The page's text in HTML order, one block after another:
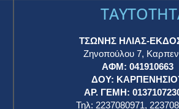
ΤΣΩΝΗΣ ΗΛΙΑΣ-
Ζηνοπούλου 7,
ΑΦΜ: 041910663
ΔΟΥ:
ΑΡ. ΓΕΜΗ:
Τηλ: 2237080971,